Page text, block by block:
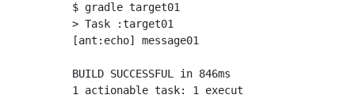
$ gradle target01
> Task :target01
[ant:echo] message01
BUILD SUCCESSFUL in 846ms